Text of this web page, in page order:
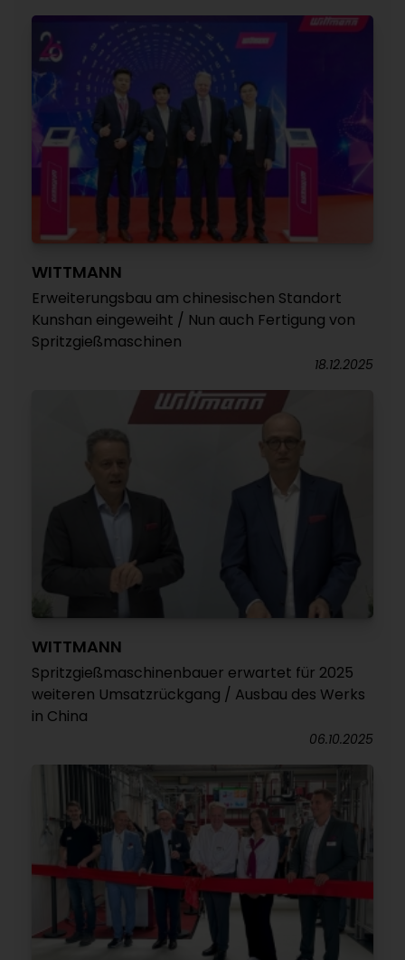
WITTMANN
Erweiterungsbau am chinesischen Standort
Kunshan eingeweiht / Nun auch Fertigung von
Spritzgießmaschinen
18.12.2025
WITTMANN
Spritzgießmaschinenbauer erwartet für 2025
weiteren Umsatzrückgang / Ausbau des Werks
in China
06.10.2025